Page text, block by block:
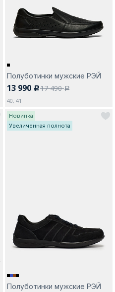
Полуботинки мужские РЭЙ
13 990 c17 490a
40, 41
Новинка
Увеличенная полнота
Полуботинки мужские РЭЙ